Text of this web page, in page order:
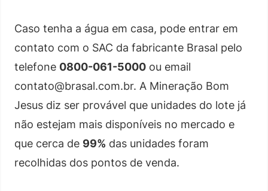
Caso tenha a água em casa, pode entrar em
contato com o SAC da fabricante Brasal pelo
telefone 0800-061-5000 ou email
contato@brasal.com.br. A Mineração Bom
Jesus diz ser provável que unidades do lote já
não estejam mais disponíveis no mercado e
que cerca de 99% das unidades foram
recolhidas dos pontos de venda.